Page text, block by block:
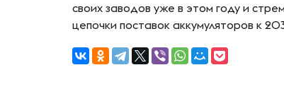
своих заводов уже в этом году и
цепочки поставок аккумуляторов к